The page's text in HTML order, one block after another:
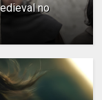
no